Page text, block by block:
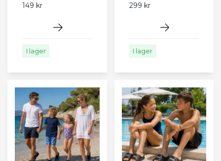
149 kr
I lager
299 kr
I lager